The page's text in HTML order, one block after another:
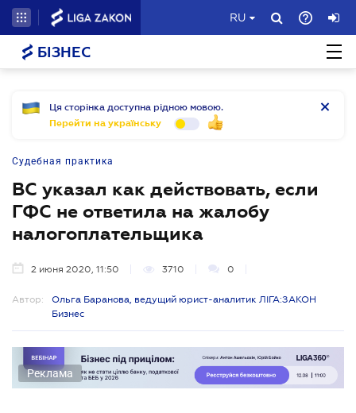
RU
БІЗНЕС
Ця сторінка доступна рідною мовою.
Перейти на українську
Судебная практика
ВС указал как действовать, если
ГФС не ответила на жалобу
налогоплательщика
2 июня 2020, 11:50 3710 0
Автор:
Ольга Баранова, ведущий юрист-аналитик ЛІГА:ЗАКОН
Бизнес
Реклама